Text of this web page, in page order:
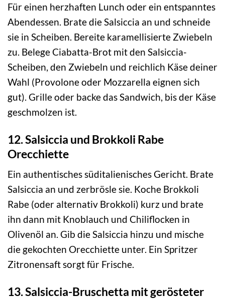
Für einen herzhaften Lunch oder ein entspanntes
Abendessen. Brate die Salsiccia an und schneide
sie in Scheiben. Bereite karamellisierte Zwiebeln
zu. Belege Ciabatta-Brot mit den Salsiccia-
Scheiben, den Zwiebeln und reichlich Käse deiner
Wahl (Provolone oder Mozzarella eignen sich
gut). Grille oder backe das Sandwich, bis der Käse
geschmolzen ist.
12. Salsiccia und Brokkoli Rabe
Orecchiette
Ein authentisches süditalienisches Gericht. Brate
Salsiccia an und zerbrösle sie. Koche Brokkoli
Rabe (oder alternativ Brokkoli) kurz und brate
ihn dann mit Knoblauch und Chiliflocken in
Olivenöl an. Gib die Salsiccia hinzu und mische
die gekochten Orecchiette unter. Ein Spritzer
Zitronensaft sorgt für Frische.
13. Salsiccia-Bruschetta mit gerösteter